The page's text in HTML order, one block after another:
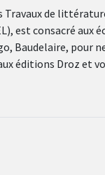
Travaux de
est consacré aux
Baudelaire, pour
éditions Droz et